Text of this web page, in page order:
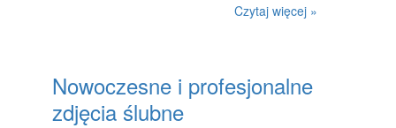
MATERIAŁY REKLAMOWE
WIGOR
IMPREZY INTEGRACYJNE
Czytaj więcej »
Nowoczesne i profesjonalne
zdjęcia ślubne